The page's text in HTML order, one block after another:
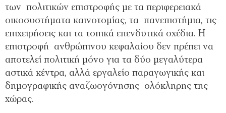
των πολιτικών επιστροφής με τα περιφερειακά
οικοσυστήματα καινοτομίας, τα πανεπιστήμια, τις
επιχειρήσεις και τα τοπικά επενδυτικά σχέδια. Η
επιστροφή ανθρώπινου κεφαλαίου δεν πρέπει να
αποτελεί πολιτική μόνο για τα δύο μεγαλύτερα
αστικά κέντρα, αλλά εργαλείο παραγωγικής και
δημογραφικής αναζωογόνησης ολόκληρης της
χώρας.